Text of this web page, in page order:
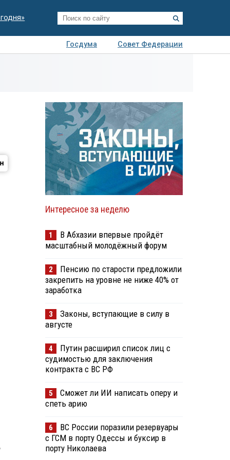
Госдума
Совет Федерации
Интересное за неделю
1
В Абхазии впервые пройдёт
масштабный молодёжный форум
2
Пенсию по старости предложили
закрепить на уровне не ниже 40% от
заработка
3
Законы, вступающие в силу в
августе
4
Путин расширил список лиц с
судимостью для заключения
контракта с ВС РФ
5
Сможет ли ИИ написать оперу и
спеть арию
6
ВС России поразили резервуары
с ГСМ в порту Одессы и буксир в
порту Николаева